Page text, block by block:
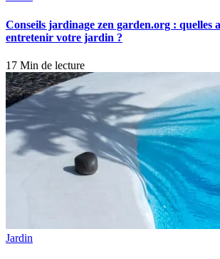
Conseils jardinage zen garden.org : quelles
entretenir votre jardin ?
17 Min de lecture
Jardin